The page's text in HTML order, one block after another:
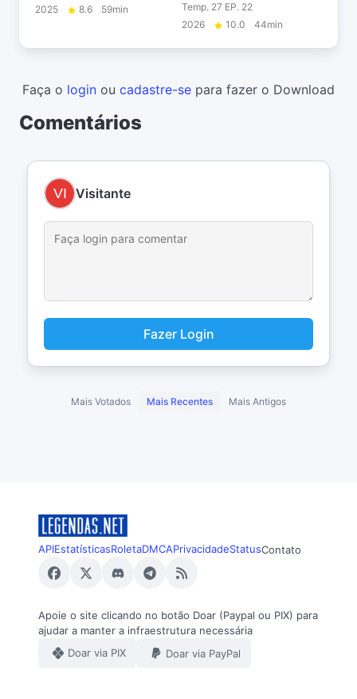
2025
8.6 59min
Temp. 27 EP. 22
2026
10.0 44min
Faça o login ou cadastre-se para fazer o Download
Comentários
Visitante
Fazer Login
Mais Votados Mais Recentes Mais Antigos
APIEstatísticasRoletaDMCAPrivacidadeStatusContato
Apoie o site clicando no botão Doar (Paypal ou PIX) para
ajudar a manter a infraestrutura necessária
Doar via PIX
Doar via PayPal